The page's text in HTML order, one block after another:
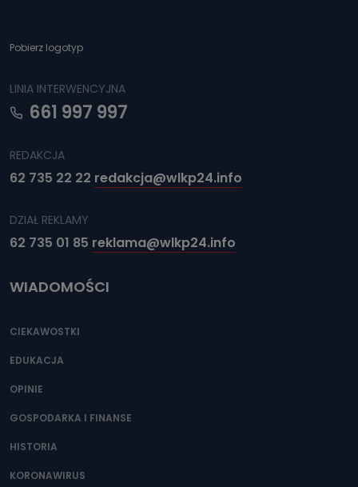
Pobierz logotyp
LINIA INTERWENCYJNA
661 997 997
REDAKCJA
62 735 22 22 redakcja@wlkp24.info
DZIAŁ REKLAMY
62 735 01 85 reklama@wlkp24.info
WIADOMOŚCI
CIEKAWOSTKI
EDUKACJA
OPINIE
GOSPODARKA I FINANSE
HISTORIA
KORONAWIRUS